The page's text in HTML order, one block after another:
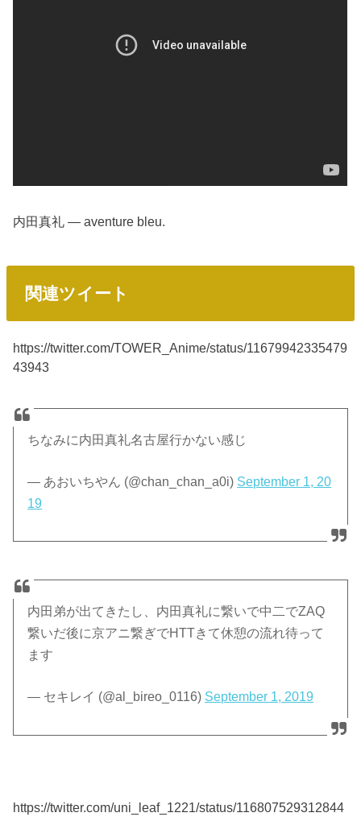
内田真礼 — aventure bleu.
関連ツイート
https://twitter.com/TOWER_Anime/status/11679942335479
43943
ちなみに内田真礼名古屋行かない感じ
— あおいちやん (@chan_chan_a0i) September 1, 20
19
内田弟が出てきたし、内田真礼に繋いで中二でZAQ
繋いだ後に京アニ繋ぎでHTTきて休憩の流れ待って
ます
— セキレイ (@al_bireo_0116) September 1, 2019
https://twitter.com/uni_leaf_1221/status/116807529312844